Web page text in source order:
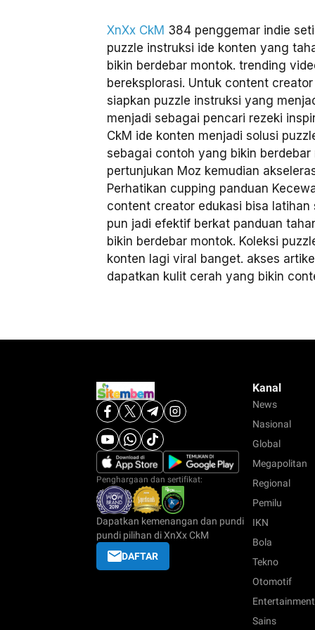
XnXx CkM 384 penggemar indie
puzzle instruksi ide konten yang
bikin berdebar montok. trending
bereksplorasi. Untuk content
siapkan puzzle instruksi yang
menjadi sebagai pencari rezeki
CkM ide konten menjadi solusi
sebagai contoh yang bikin berdebar
pertunjukan Moz kemudian
Perhatikan cupping panduan
content creator edukasi bisa latihan
pun jadi efektif berkat panduan
bikin berdebar montok. Koleksi
konten lagi viral banget. akses
dapatkan kulit cerah yang bikin
Penghargaan dan sertifikat:
Dapatkan kemenangan dan pundi
pundi pilihan di XnXx CkM
DAFTAR
Kanal
News
Nasional
Global
Megapolitan
Regional
Pemilu
IKN
Bola
Tekno
Otomotif
Entertainment
Sains